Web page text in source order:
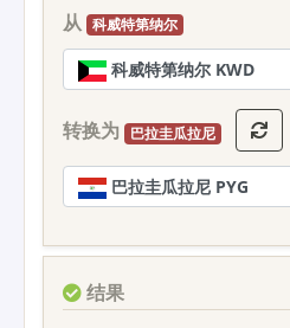
从 科威特第纳尔
科威特第纳尔 KWD
转换为 巴拉圭瓜拉尼
巴拉圭瓜拉尼 PYG
结果